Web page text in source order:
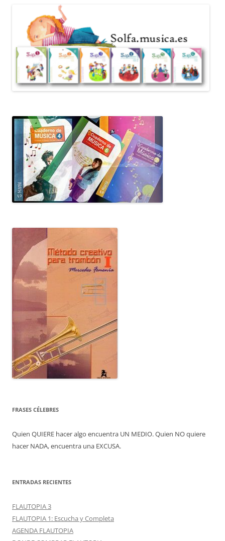
FRASES CÉLEBRES
Quien QUIERE hacer algo encuentra UN MEDIO. Quien NO quiere
hacer NADA, encuentra una EXCUSA.
ENTRADAS RECIENTES
FLAUTOPIA 3
FLAUTOPIA 1: Escucha y Completa
AGENDA FLAUTOPIA